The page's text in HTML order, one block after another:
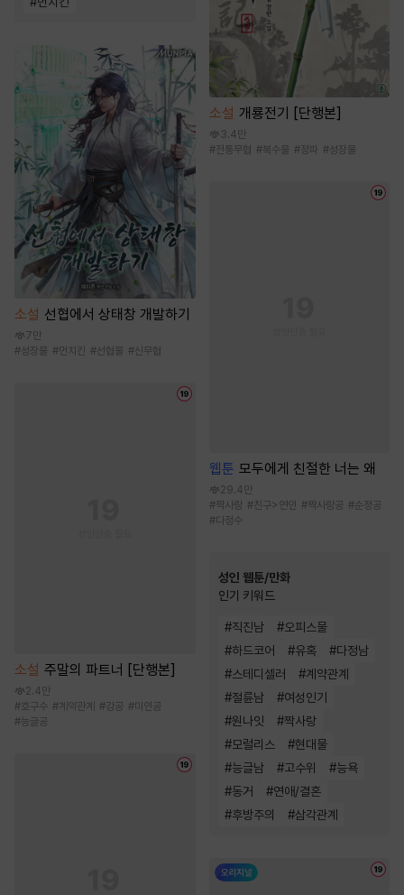
소설 선협에서 상태창 개발하기
7만
#성장물 #먼치킨 #선협물 #신무협
소설 주말의 파트너 [단행본]
2.4만
#호구수 # 계약관계 #강공 #미인공
#능글공
소설 개룡전기 [단행본]
3.4만
#전통무협 #복수물 #정파 #성장물
웹툰 모두에게 친절한 너는 왜
29.4만
#짝사랑 #친구>연인 #짝사랑공 #순정공
#다정수
성인 웹툰/만화
인기 키워드
#직진남 #오피스물
#하드코어 #유혹 #다정남
#스테디셀러 #계약관계
#절륜남 #여성인기
#원나잇 #짝사랑
#모럴리스 #현대물
#능글남 #고수위 #능욕
#동거 #연애/결혼
#후방주의 #삼각관계